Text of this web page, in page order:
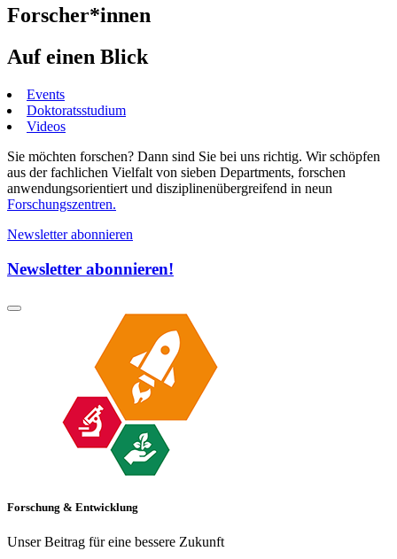
Forscher*innen
Auf einen Blick
Events
Doktoratsstudium
Videos
Sie möchten forschen? Dann sind Sie bei uns richtig. Wir schöpfen
aus der fachlichen Vielfalt von sieben Departments, forschen
anwendungsorientiert und disziplinenübergreifend in neun
Forschungszentren.
Newsletter abonnieren
Newsletter abonnieren!
Forschung & Entwicklung
Unser Beitrag für eine bessere Zukunft